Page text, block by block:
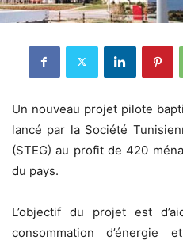
Un nouveau projet pilote
lancé par la Société
(STEG) au profit de 420
du pays.
L’objectif du projet est
consommation